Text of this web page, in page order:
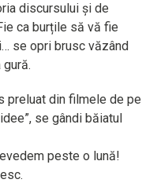
discursului și de
ca burțile să vă fie
se opri brusc văzând
preluat din filmele de pe
se gândi băiatul
peste o lună!